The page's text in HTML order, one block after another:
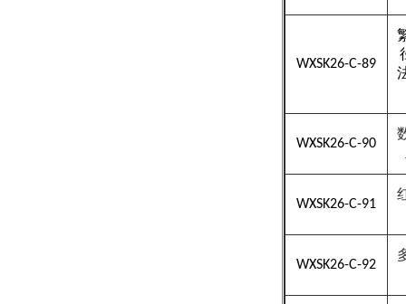
WXSK26-C-89
WXSK26-C-90
WXSK26-C-91
WXSK26-C-92